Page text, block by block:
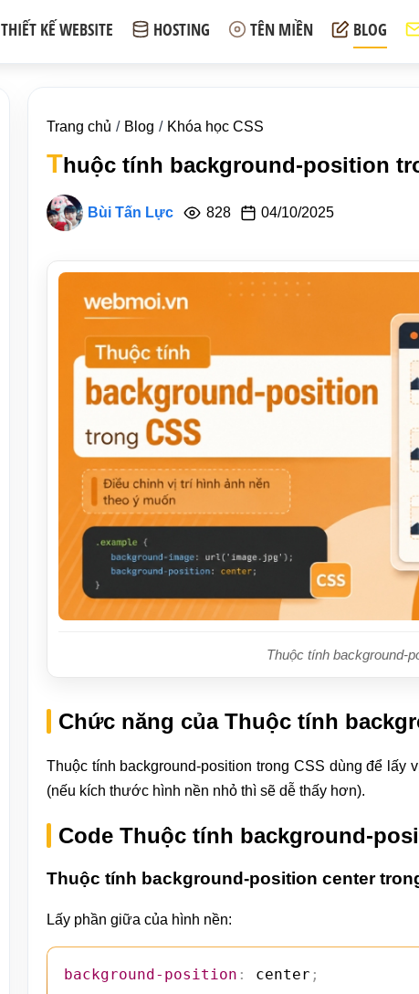
THIẾT KẾ WEBSITE HOSTING TÊN MIỀN BLOG
Trang chủ Blog Khóa học CSS
Thuộc tính background-position
Bùi Tấn Lực 828 04/10/2025
Thuộc tính background-
Chức năng của Thuộc tính
Thuộc tính background-position trong CSS dùng để lấy
(nếu kích thước hình nền nhỏ thì sẽ dễ thấy hơn).
Code Thuộc tính background-
Thuộc tính background-position center
Lấy phần giữa của hình nền:
background-position : center ;